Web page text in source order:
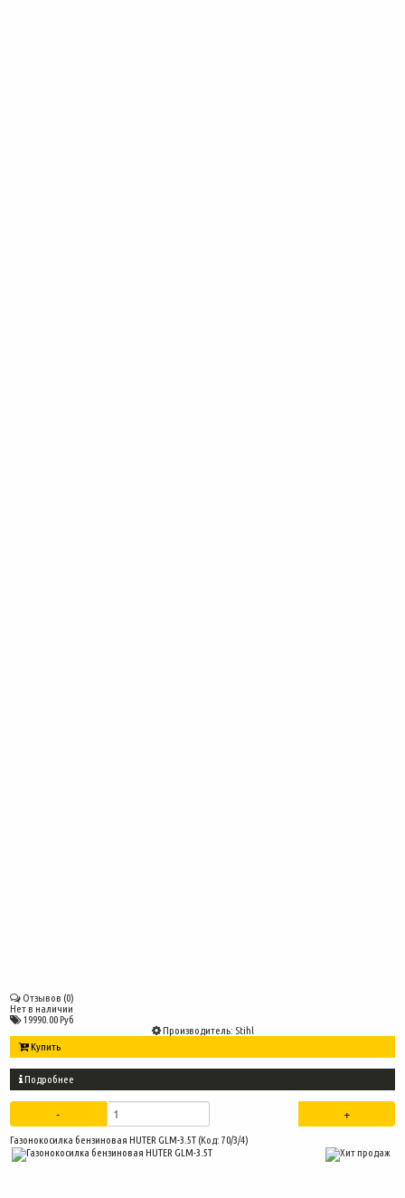
Отзывов (0)
Нет в наличии
19990.00 Руб
Производитель: Stihl
Купить
Подробнее
Газонокосилка бензиновая HUTER GLM-3.5T (Код:70/3/4)